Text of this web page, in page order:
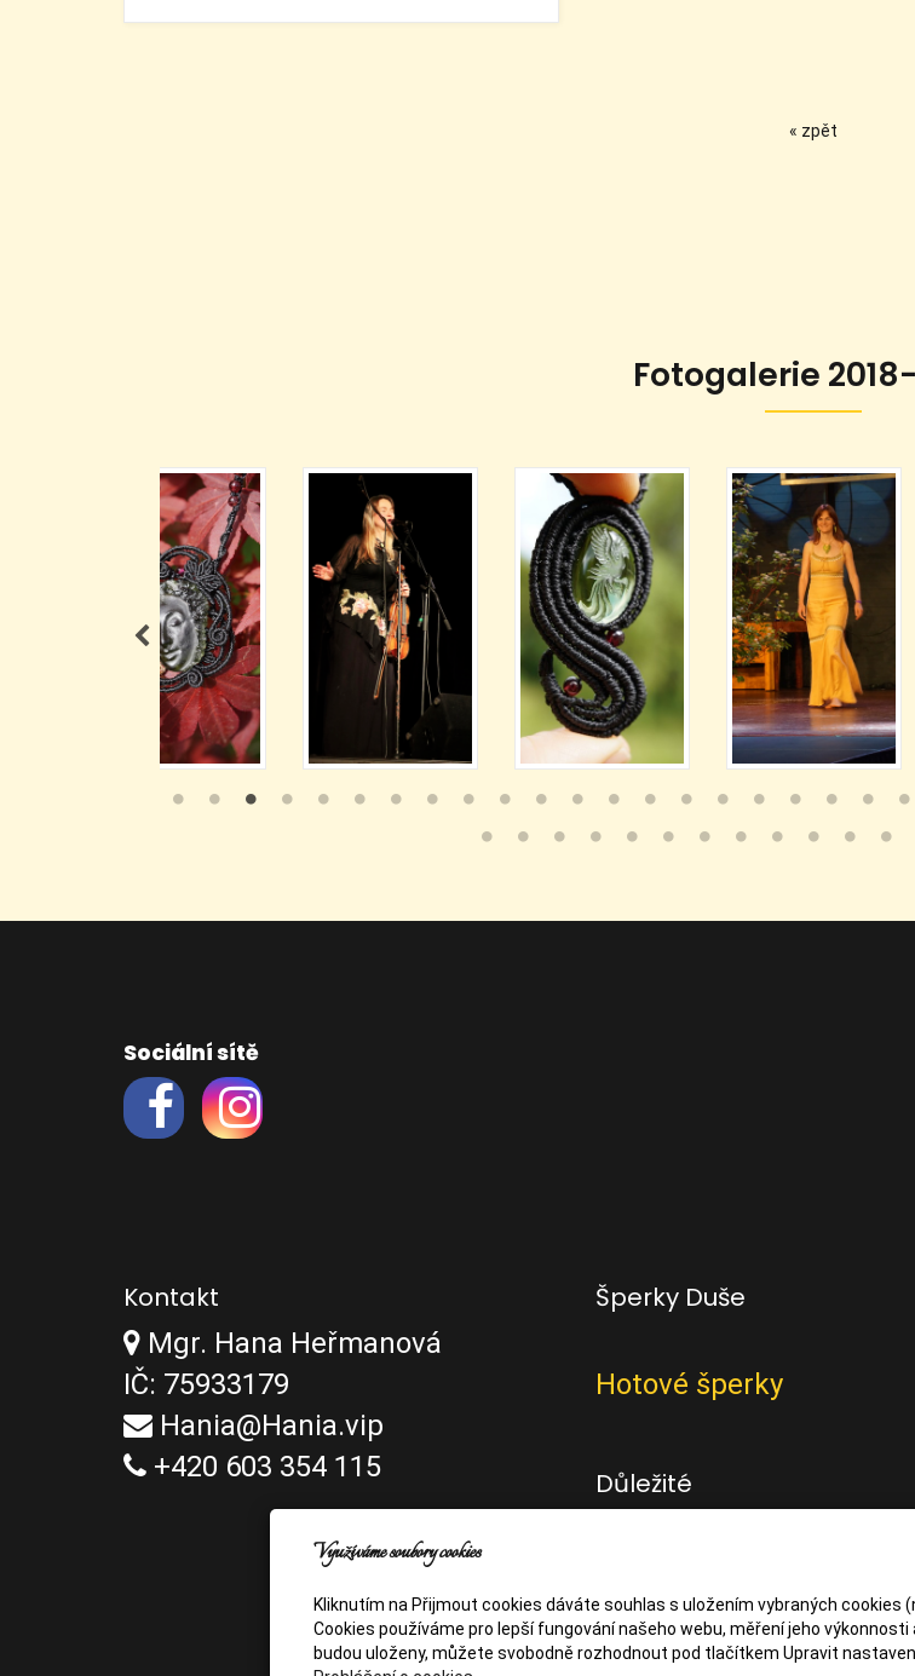
« zpět
Fotogalerie
Sociální sítě
Kontakt
Mgr. Hana Heřmanová
IČ: 75933179
Hania@Hania.vip
+420 603 354 115
Šperky Duše
Hotové šperky
Důležité
Využíváme soubory cookies
Kliknutím na Přijmout cookies dáváte souhlas s uložením vybraných cookies
Cookies používáme pro lepší fungování našeho webu, měření jeho
budou uloženy, můžete svobodně rozhodnout pod tlačítkem Upravit